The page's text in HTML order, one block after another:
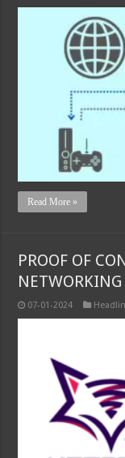
Read More »
PROOF OF
07-01-2024